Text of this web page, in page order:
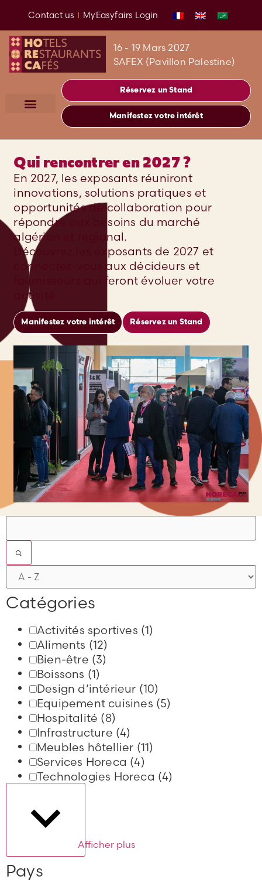
Contact us MyEasyfairs Login
16 - 19 Mars 2027
SAFEX (Pavillon Palestine)
Réservez un Stand
Manifestez votre intérêt
Qui rencontrer en 2027 ?
En 2027, les exposants réuniront
innovations, solutions pratiques et
opportunités de collaboration pour
répondre aux besoins du marché
algérien et régional.
Découvrez les exposants de 2027 et
connectez-vous aux décideurs et
fournisseurs qui feront évoluer votre
activité.
Manifestez votre intérêt Réservez un Stand
Filtres
Catégories
Activités sportives (1)
Aliments (12)
Bien-être (3)
Boissons (1)
Design d’intérieur (10)
Equipement cuisines (5)
Hospitalité (8)
Infrastructure (4)
Meubles hôtellier (11)
Services Horeca (4)
Technologies Horeca (4)
Afficher plus
Pays